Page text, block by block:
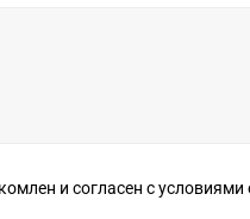
с условиями оферты и политики